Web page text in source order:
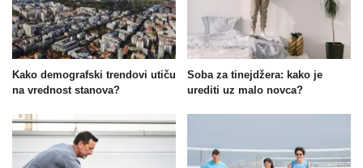
Kako demografski trendovi utiču
na vrednost stanova?
Soba za tinejdžera: kako je
urediti uz malo novca?